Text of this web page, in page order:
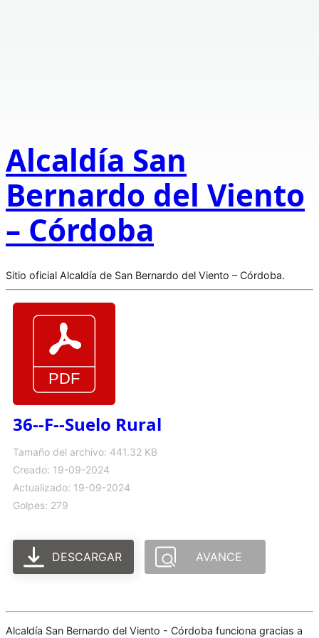
Alcaldía San
Bernardo del Viento
– Córdoba
Sitio oficial Alcaldía de San Bernardo del Viento – Córdoba.
36--F--Suelo Rural
Tamaño del archivo: 441.32 KB
Creado: 19-09-2024
Actualizado: 19-09-2024
Golpes: 279
DESCARGAR AVANCE
Alcaldía San Bernardo del Viento - Córdoba funciona gracias a